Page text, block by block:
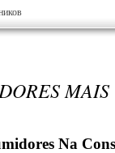
Na